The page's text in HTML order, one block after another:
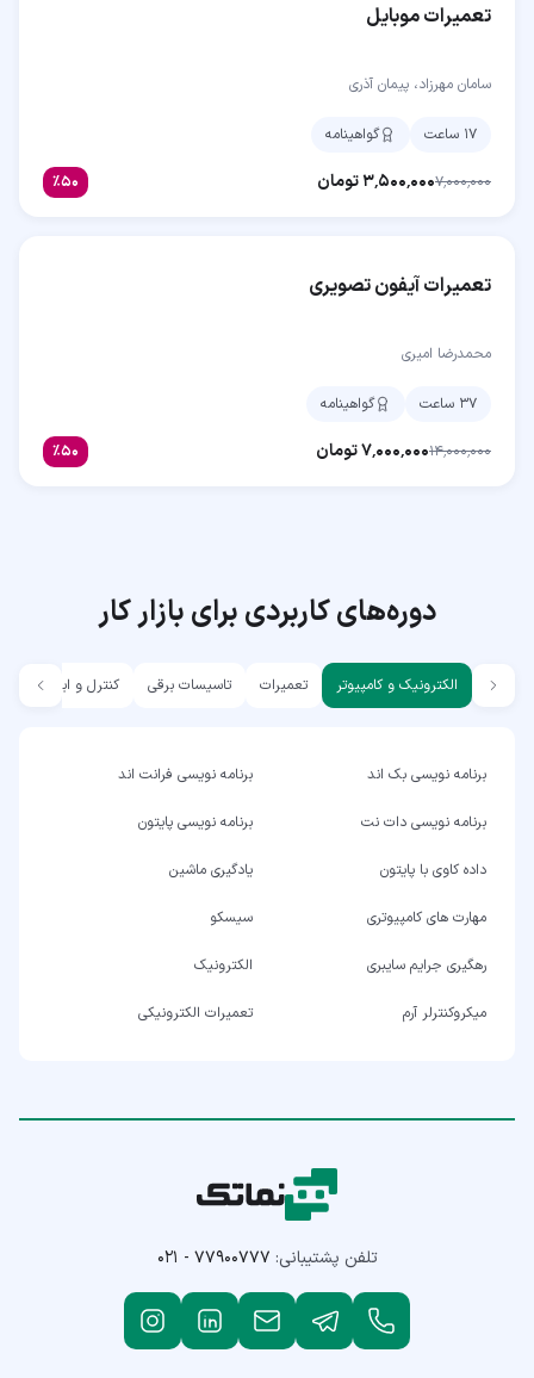
تعمیرات موبایل
سامان مهرزاد، پیمان آذری
۱۷ ساعت گواهینامه
۷٬۰۰۰٬۰۰۰۳٬۵۰۰٬۰۰۰تومان ٪۵۰
تعمیرات آیفون تصویری
محمدرضا امیری
۳۷ ساعت گواهینامه
۱۴٬۰۰۰٬۰۰۰۷٬۰۰۰٬۰۰۰تومان ٪۵۰
دوره‌های کاربردی برای بازار کار
الکترونیک و کامپیوتر تعمیرات تاسیسات برقی کنترل و ابزار دقیق
برنامه نویسی بک اند برنامه نویسی فرانت اند
برنامه نویسی دات نت برنامه نویسی پایتون
داده کاوی با پایتون یادگیری ماشین
مهارت های کامپیوتری سیسکو
رهگیری جرایم سایبری الکترونیک
میکروکنترلر آرم تعمیرات الکترونیکی
تلفن پشتیبانی: ۰۲۱ - ۷۷۹۰۰۷۷۷